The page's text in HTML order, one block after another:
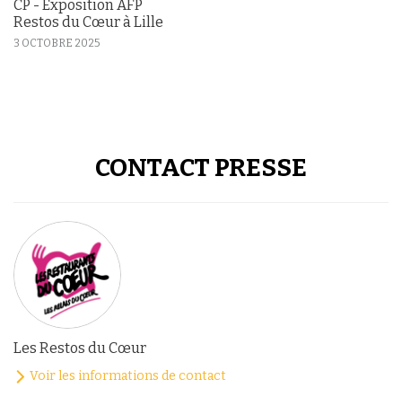
CP - Exposition AFP
Restos du Cœur à Lille
3 OCTOBRE 2025
CONTACT PRESSE
Les Restos du Cœur
Voir les informations de contact